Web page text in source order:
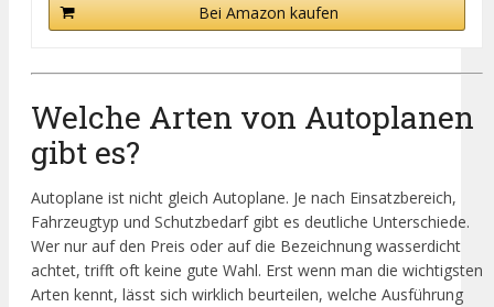
Bei Amazon kaufen
Welche Arten von Autoplanen
gibt es?
Autoplane ist nicht gleich Autoplane. Je nach Einsatzbereich,
Fahrzeugtyp und Schutzbedarf gibt es deutliche Unterschiede.
Wer nur auf den Preis oder auf die Bezeichnung wasserdicht
achtet, trifft oft keine gute Wahl. Erst wenn man die wichtigsten
Arten kennt, lässt sich wirklich beurteilen, welche Ausführung